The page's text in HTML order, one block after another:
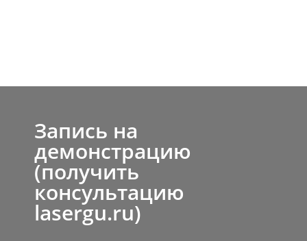
Запись на
демонстрацию
(получить
консультацию
lasergu.ru)